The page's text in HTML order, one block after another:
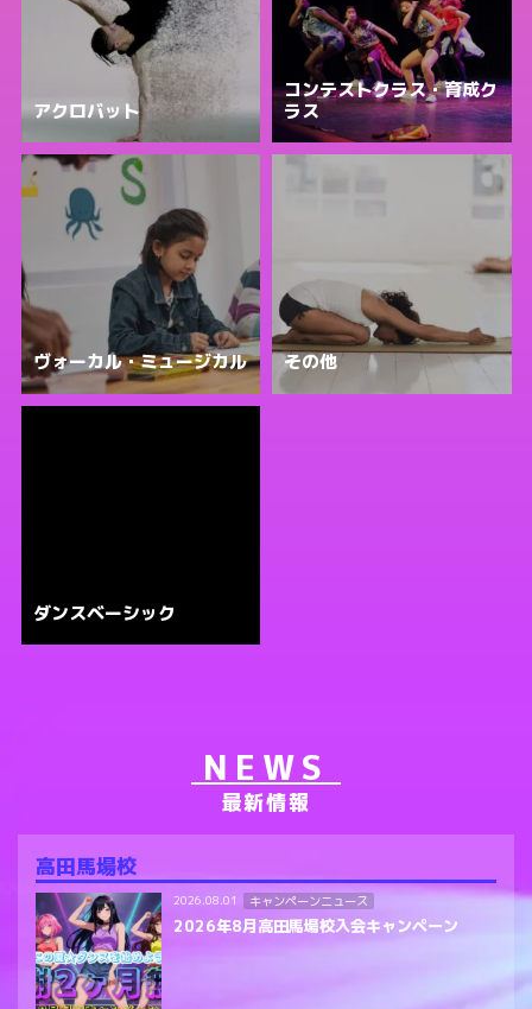
アクロバット
コンテストクラス・育成ク
ラス
ヴォーカル・ミュージカル その他
ダンスベーシック
NEWS
最新情報
高田馬場校
2026.08.01 キャンペーンニュース
2026年8月高田馬場校入会キャンペーン